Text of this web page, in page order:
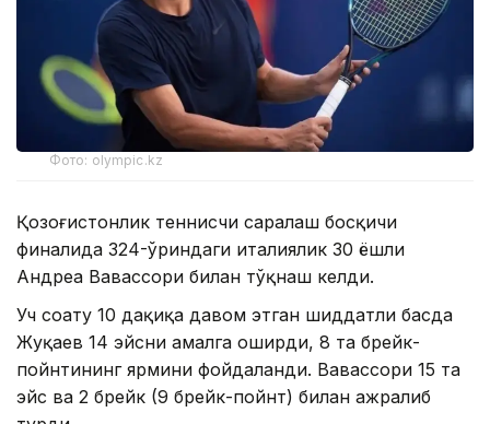
Фото: olympic.kz
Қозоғистонлик теннисчи саралаш босқичи
финалида 324-ўриндаги италиялик 30 ёшли
Андреа Вавассори билан тўқнаш келди.
Уч соату 10 дақиқа давом этган шиддатли баҳсда
Жуқаев 14 эйсни амалга оширди, 8 та брейк-
пойнтининг ярмини фойдаланди. Вавассори 15 та
эйс ва 2 брейк (9 брейк-пойнт) билан ажралиб